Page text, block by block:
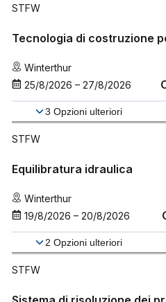
STFW
Tecnologia di costruzione
Winterthur
25/8/2026 – 27/8/2026
3 Opzioni ulteriori
STFW
Equilibratura idraulica
Winterthur
19/8/2026 – 20/8/2026
2 Opzioni ulteriori
STFW